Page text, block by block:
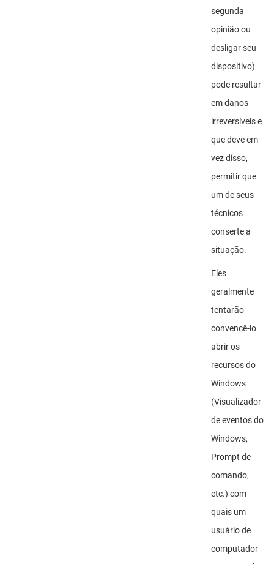
segunda
opinião ou
desligar seu
dispositivo)
pode resultar
em danos
irreversíveis e
que deve em
vez disso,
permitir que
um de seus
técnicos
conserte a
situação.
Eles
geralmente
tentarão
convencê-lo
abrir os
recursos do
Windows
(Visualizador
de eventos do
Windows,
Prompt de
comando,
etc.) com
quais um
usuário de
computador